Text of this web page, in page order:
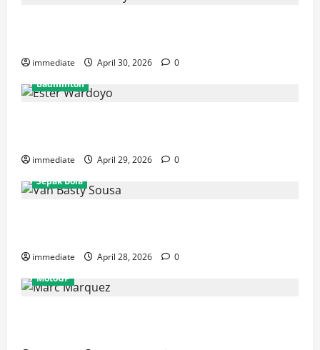
immediate April 30, 2026
0
Badminton
immediate April 29, 2026
0
Sepak Bola
immediate April 28, 2026
0
MotoGP